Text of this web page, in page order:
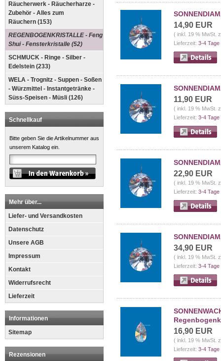
Räucherwerk - Räucherharze -
Zubehör - Alles zum
Räuchern (153)
REGENBOGENKRISTALLE - Feng
Shui - Fensterkristalle (52)
SCHMUCK - Ringe - Silber -
Edelstein (233)
WELA - Trognitz - Suppen - Soßen
- Würzmittel - Instantgetränke -
Süss-Speisen - Müsli (126)
Schnellkauf
Bitte geben Sie die Artikelnummer aus
unserem Katalog ein.
Mehr über...
Liefer- und Versandkosten
Datenschutz
Unsere AGB
Impressum
Kontakt
Widerrufsrecht
Lieferzeit
Informationen
Sitemap
Rezensionen
14,90 EUR
( inkl. 19 % MwSt.
Lieferzeit: 3-4 Tage
11,90 EUR
( inkl. 19 % MwSt.
Lieferzeit: 3-4 Tage
22,90 EUR
( inkl. 19 % MwSt.
Lieferzeit: 3-4 Tage
34,90 EUR
( inkl. 19 % MwSt.
Lieferzeit: 3-4 Tage
16,90 EUR
( inkl. 19 % MwSt.
Lieferzeit: 3-4 Tage